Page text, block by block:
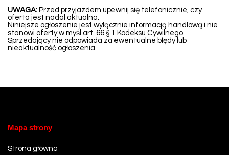
UWAGA: Przed przyjazdem upewnij się telefonicznie, czy
oferta jest nadal aktualna.
Niniejsze ogłoszenie jest wyłącznie informacją handlową i nie
stanowi oferty w myśl art. 66 § 1 Kodeksu Cywilnego.
Sprzedający nie odpowiada za ewentualne błędy lub
nieaktualność ogłoszenia.
Mapa strony
Strona główna